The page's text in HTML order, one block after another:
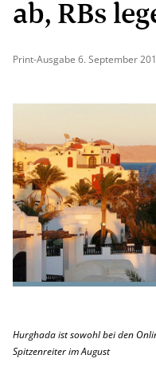
ab, RBs
Print-Ausgabe 6. September
Hurghada ist sowohl bei den
Spitzenreiter im August